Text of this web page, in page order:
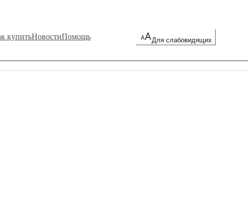
купитьНовостиПомощь Для слабовидящих